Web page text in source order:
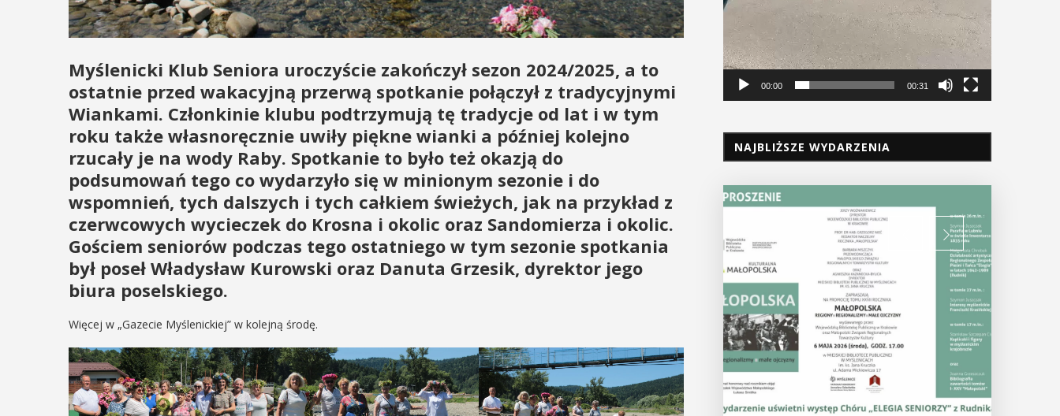
Myślenicki Klub Seniora uroczyście zakończył sezon 2024/2025, a to
ostatnie przed wakacyjną przerwą spotkanie połączył z tradycyjnymi
Wiankami. Członkinie klubu podtrzymują tę tradycje od lat i w tym
roku także własnoręcznie uwiły piękne wianki a później kolejno
rzucały je na wody Raby. Spotkanie to było też okazją do
podsumowań tego co wydarzyło się w minionym sezonie i do
wspomnień, tych dalszych i tych całkiem świeżych, jak na przykład z
czerwcowych wycieczek do Krosna i okolic oraz Sandomierza i okolic.
Gościem seniorów podczas tego ostatniego w tym sezonie spotkania
był poseł Władysław Kurowski oraz Danuta Grzesik, dyrektor jego
biura poselskiego.
Więcej w „Gazecie Myślenickiej” w kolejną środę.
00:00 00:31
NAJBLIŻSZE WYDARZENIA